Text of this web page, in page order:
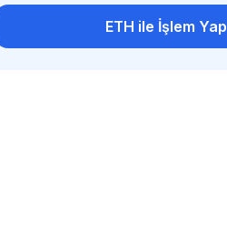
ETH ile İşlem Yap